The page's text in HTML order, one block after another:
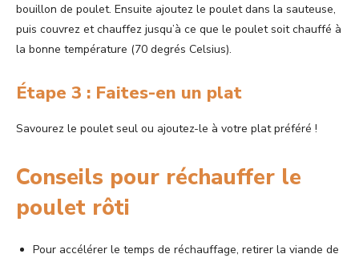
bouillon de poulet. Ensuite ajoutez le poulet dans la sauteuse,
puis couvrez et chauffez jusqu’à ce que le poulet soit chauffé à
la bonne température (70 degrés Celsius).
Étape 3 : Faites-en un plat
Savourez le poulet seul ou ajoutez-le à votre plat préféré !
Conseils pour réchauffer le
poulet rôti
Pour accélérer le temps de réchauffage, retirer la viande de